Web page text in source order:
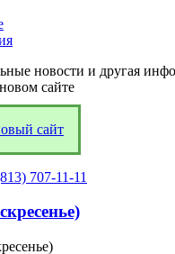
новости и другая
сайте
сайт
707-11-11